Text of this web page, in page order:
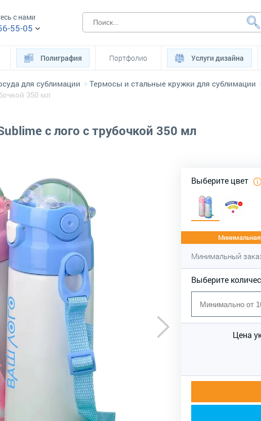
с нами
55-05
Полиграфия Портфолио Услуги дизайна
для сублимации Термосы и стальные кружки для сублимации
350 мл
с лого с трубочкой 350 мл
Выберите цвет
Минимальная
Минимальный
Выберите
Цена